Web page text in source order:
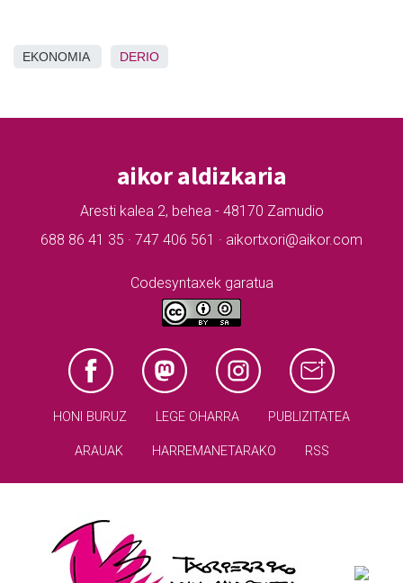
EKONOMIA DERIO
aikor aldizkaria
Aresti kalea 2, behea - 48170 Zamudio
688 86 41 35 · 747 406 561 · aikortxori@aikor.com
Codesyntaxek garatua
HONI BURUZ LEGE OHARRA PUBLIZITATEA
ARAUAK HARREMANETARAKO RSS